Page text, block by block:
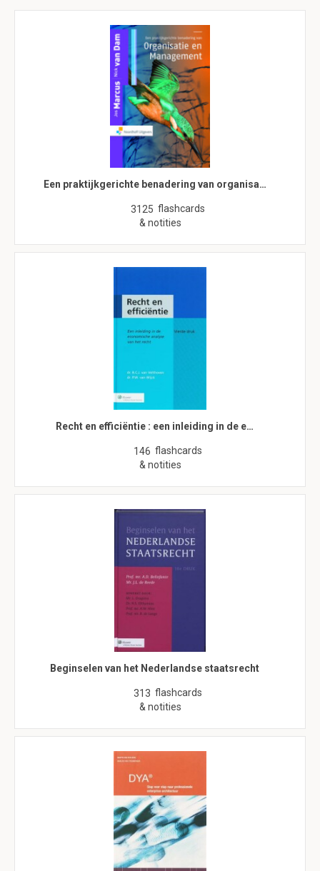
Een praktijkgerichte benadering van organisa…
3125 flashcards
& notities
Recht en efficiëntie : een inleiding in de e…
146 flashcards
& notities
Beginselen van het Nederlandse staatsrecht
313 flashcards
& notities